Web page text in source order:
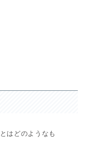
はどのようなも